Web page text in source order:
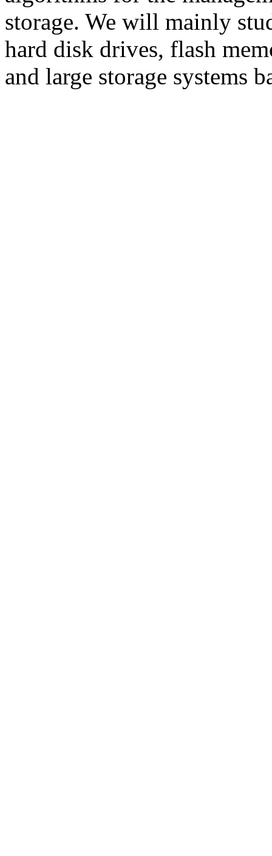
storage. We will mainly
hard disk drives, flash
and large storage systems